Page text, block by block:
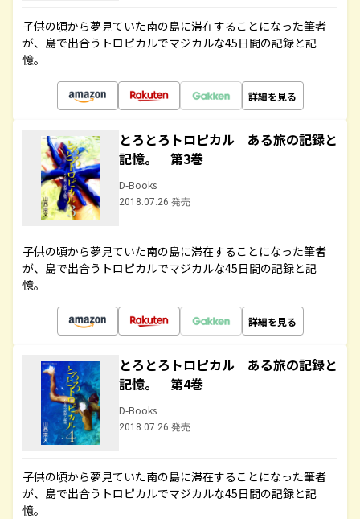
子供の頃から夢見ていた南の島に滞在することになった筆者
が、島で出合うトロピカルでマジカルな45日間の記録と記
憶。
詳細を見る
とろとろトロピカル ある旅の記録と
記憶。 第3巻
D-Books
2018.07.26 発売
子供の頃から夢見ていた南の島に滞在することになった筆者
が、島で出合うトロピカルでマジカルな45日間の記録と記
憶。
詳細を見る
とろとろトロピカル ある旅の記録と
記憶。 第4巻
D-Books
2018.07.26 発売
子供の頃から夢見ていた南の島に滞在することになった筆者
が、島で出合うトロピカルでマジカルな45日間の記録と記
憶。